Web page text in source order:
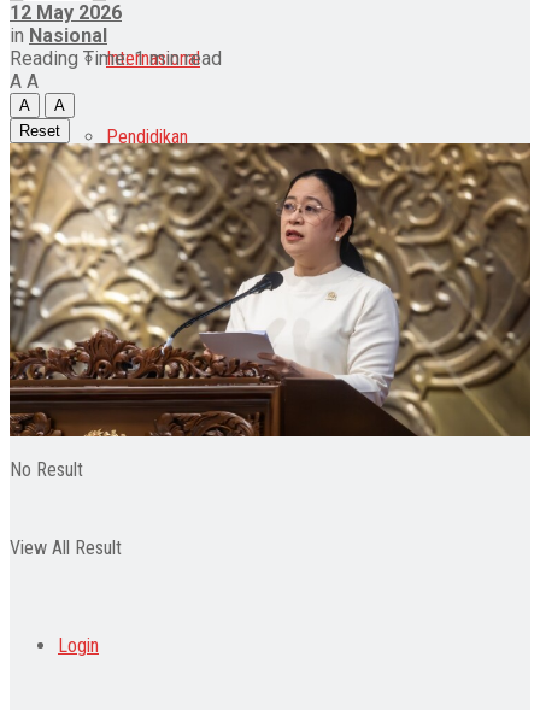
Internasional
Pendidikan
Wisata
Indeks
No Result
View All Result
Login
12 May 2026
in Nasional
Reading Time: 1 min read
A A
A
A
Reset